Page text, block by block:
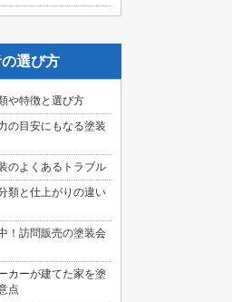
の御見積依頼を頂き
選び方
や特徴と選び方
の目安にもなる塗装
のよくあるトラブル
類と仕上がりの違い
！訪問販売の塗装会
カーが建てた家を塗
点